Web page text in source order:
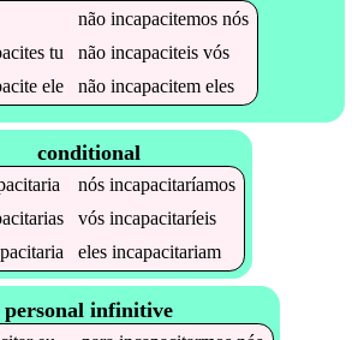
não incapacitemosnós
tu não incapaciteisvós
ele não incapacitemeles
conditional
nós incapacitaríamos
vós incapacitaríeis
eles incapacitariam
personal infinitive